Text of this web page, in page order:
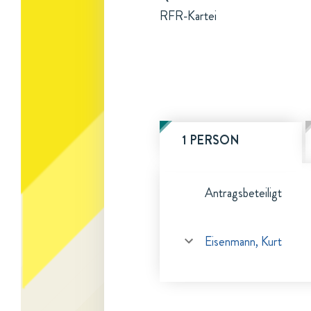
RFR-Kartei
1 PERSON
Antragsbeteiligt
Eisenmann, Kurt